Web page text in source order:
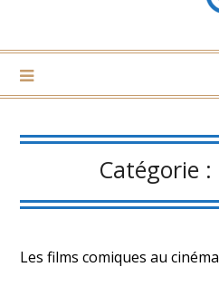
Catégorie :
Les films comiques au cinéma